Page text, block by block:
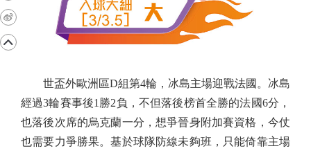
世盃外歐洲區D組第4輪，冰島主場迎戰法國。冰島
經過3輪賽事後1勝2負，不但落後榜首全勝的法國6分，
也落後次席的烏克蘭一分，想爭晉身附加賽資格，今仗
也需要力爭勝果。基於球隊防線未夠班，只能倚靠主場